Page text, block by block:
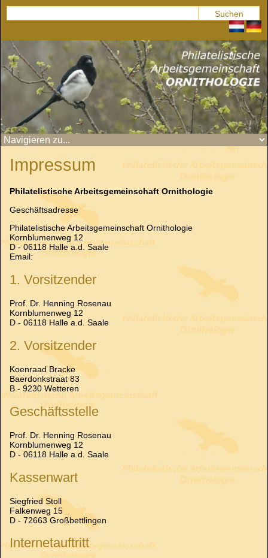
Impressum
Philatelistische Arbeitsgemeinschaft Ornithologie
Geschäftsadresse
Philatelistische Arbeitsgemeinschaft Ornithologie
Kornblumenweg 12
D - 06118 Halle a.d. Saale
Email:
1. Vorsitzender
Prof. Dr. Henning Rosenau
Kornblumenweg 12
D - 06118 Halle a.d. Saale
2. Vorsitzender
Koenraad Bracke
Baerdonkstraat 83
B - 9230 Wetteren
Geschäftsstelle
Prof. Dr. Henning Rosenau
Kornblumenweg 12
D - 06118 Halle a.d. Saale
Kassenwart
Siegfried Stoll
Falkenweg 15
D - 72663 Großbettlingen
Internetauftritt